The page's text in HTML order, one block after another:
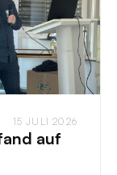
15 JULI 2026
auf